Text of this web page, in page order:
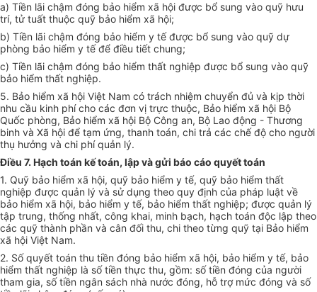
a) Tiền lãi chậm đóng bảo hiểm xã hội được bổ sung vào quỹ hưu
trí, tử tuất thuộc quỹ bảo hiểm xã hội;
b) Tiền lãi chậm đóng bảo hiểm y tế được bổ sung vào quỹ dự
phòng bảo hiểm y tế để điều tiết chung;
c) Tiền lãi chậm đóng bảo hiểm thất nghiệp được bổ sung vào quỹ
bảo hiểm thất nghiệp.
5. Bảo hiểm xã hội Việt Nam có trách nhiệm chuyển đủ và kịp thời
nhu cầu kinh phí cho các đơn vị trực thuộc, Bảo hiểm xã hội Bộ
Quốc phòng, Bảo hiểm xã hội Bộ Công an, Bộ Lao động - Thương
binh và Xã hội để tạm ứng, thanh toán, chi trả các chế độ cho người
thụ hưởng và chi phí quản lý.
Điều 7. Hạch toán kế toán, lập và gửi báo cáo quyết toán
1. Quỹ bảo hiểm xã hội, quỹ bảo hiểm y tế, quỹ bảo hiểm thất
nghiệp được quản lý và sử dụng theo quy định của pháp luật về
bảo hiểm xã hội, bảo hiểm y tế, bảo hiểm thất nghiệp; được quản lý
tập trung, thống nhất, công khai, minh bạch, hạch toán độc lập theo
các quỹ thành phần và cân đối thu, chi theo từng quỹ tại Bảo hiểm
xã hội Việt Nam.
2. Số quyết toán thu tiền đóng bảo hiểm xã hội, bảo hiểm y tế, bảo
hiểm thất nghiệp là số tiền thực thu, gồm: số tiền đóng của người
tham gia, số tiền ngân sách nhà nước đóng, hỗ trợmức đóng và số